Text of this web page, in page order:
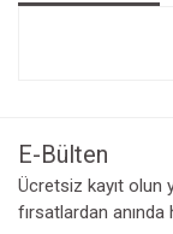
E-Bülten
Ücretsiz kayıt olun
fırsatlardan